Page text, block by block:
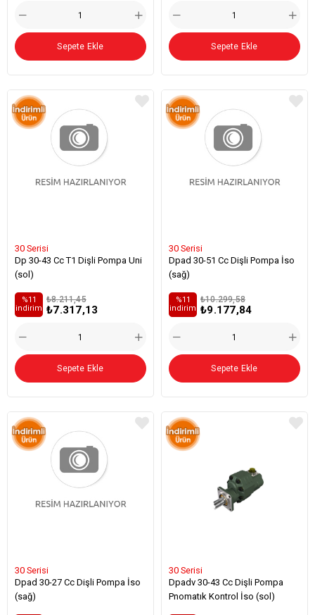
Sepete Ekle Sepete Ekle
30 Serisi
Dp 30-43 Cc T1 Dişli Pompa Uni
(sol)
₺7.317,13
₺8.211,45
%11
i̇ndirim
Sepete Ekle
30 Serisi
Dpad 30-51 Cc Dişli Pompa İso
(sağ)
₺9.177,84
₺10.299,58
%11
i̇ndirim
Sepete Ekle
30 Serisi
Dpad 30-27 Cc Dişli Pompa İso
(sağ)
30 Serisi
Dpadv 30-43 Cc Dişli Pompa
Pnomatık Kontrol İso (sol)